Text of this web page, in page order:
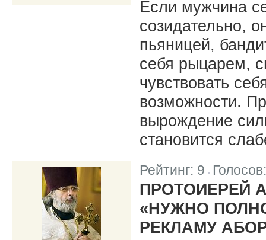
Если мужчина
созидательно,
пьяницей,
себя рыцарем,
чувствовать
возможности.
вырождение
становится
Рейтинг: 9 |
ПРОТОИЕРЕЙ
«НУЖНО
РЕКЛАМУ